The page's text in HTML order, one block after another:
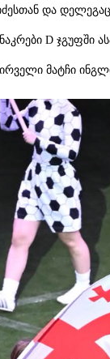
და
D ჯგუფში
მატჩი